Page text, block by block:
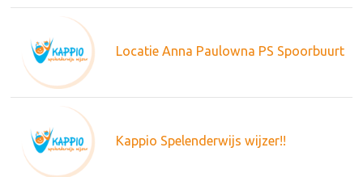
Locatie Anna Paulowna PS Spoorbuurt
Kappio Spelenderwijs wijzer!!